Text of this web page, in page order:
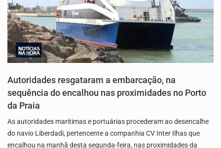
Autoridades resgataram a embarcação, na
sequência do encalhou nas proximidades no Porto
da Praia
As autoridades marítimas e portuárias procederam ao desencalhe
do navio Liberdadi, pertencente a companhia CV Inter Ilhas que
encalhou na manhã desta segunda-feira, nas proximidades da